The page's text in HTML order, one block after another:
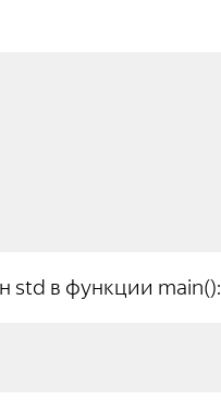
std в функции main():